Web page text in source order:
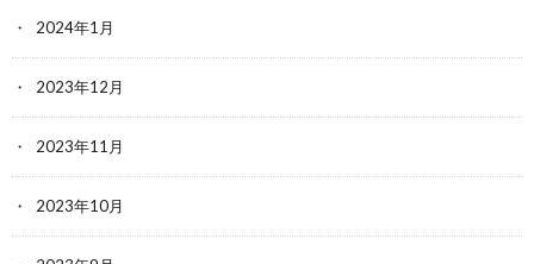
2024年1月
2023年12月
2023年11月
2023年10月